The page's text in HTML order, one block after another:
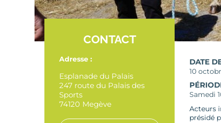
CONTACT
Adresse :
Esplanade du Palais
247 route du Palais des
Sports
74120 Megève
DATE
10
Samedi
Acteurs
présidé